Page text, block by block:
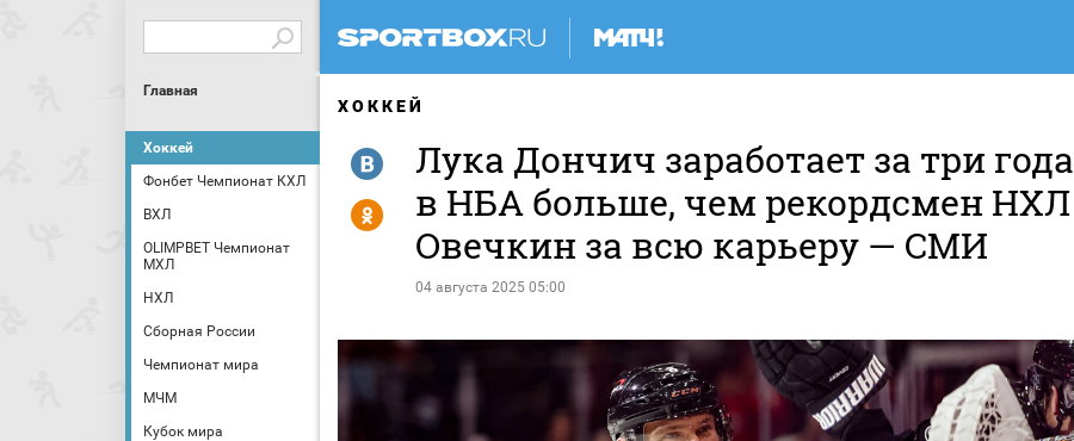
Главная
Хоккей
Фонбет Чемпионат КХЛ
ВХЛ
OLIMPBET Чемпионат
МХЛ
НХЛ
Сборная России
Чемпионат мира
МЧМ
Кубок мира
ХОККЕЙ
Лука Дончич заработает за три года
в НБА больше, чем рекордсмен НХЛ
Овечкин за всю карьеру — СМИ
04 августа 2025 05:00
R
Y